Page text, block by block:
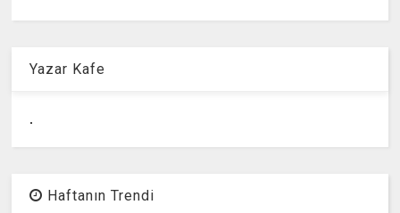
Yazar Kafe
.
Haftanın Trendi